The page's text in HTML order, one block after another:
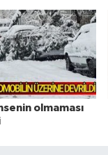
olmaması